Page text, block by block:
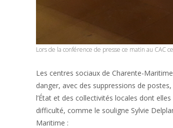
Lors de la conférence de presse ce matin au CAC
Les centres sociaux de Charente-
danger, avec des suppressions de
l’État et des collectivités locales dont
difficulté, comme le souligne Sylvie
Maritime :